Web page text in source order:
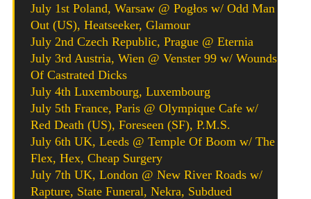
July 1st Poland, Warsaw @ Pogłos w/ Odd Man
Out (US), Heatseeker, Glamour
July 2nd Czech Republic, Prague @ Eternia
July 3rd Austria, Wien @ Venster 99 w/ Wounds
Of Castrated Dicks
July 4th Luxembourg, Luxembourg
July 5th France, Paris @ Olympique Cafe w/
Red Death (US), Foreseen (SF), P.M.S.
July 6th UK, Leeds @ Temple Of Boom w/ The
Flex, Hex, Cheap Surgery
July 7th UK, London @ New River Roads w/
Rapture, State Funeral, Nekra, Subdued